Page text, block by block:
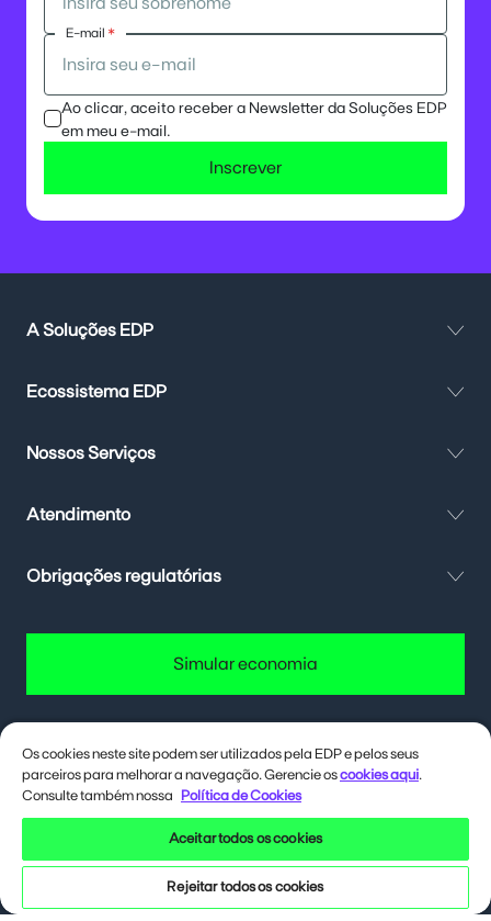
Quer até 40% de desconto na conta
de energia? Deixa eu te contar como.
E-mail *
Ao clicar, aceito receber a Newsletter da Soluções EDP
em meu e-mail.
Inscrever
A Soluções EDP
Ecossistema EDP
Nossos Serviços
Atendimento
Obrigações regulatórias
Simular economia
Os cookies neste site podem ser utilizados pela EDP e pelos seus
parceiros para melhorar a navegação. Gerencie oscookies aqui.
Consulte também nossa
Política de Cookies
Aceitar todos os cookies
Rejeitar todos os cookies